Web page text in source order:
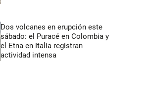
Dos volcanes en erupción este
sábado: el Puracé en Colombia y
el Etna en Italia registran
actividad intensa